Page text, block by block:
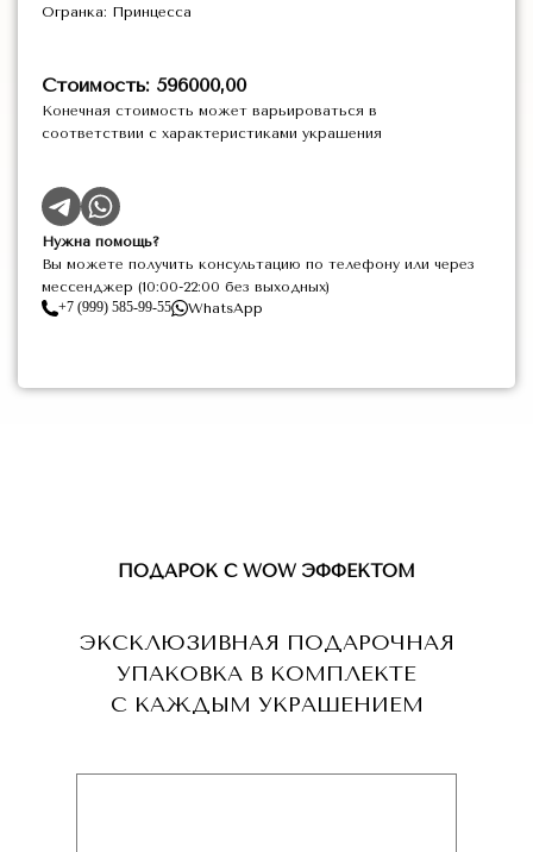
Огранка: Принцесса
Стоимость: 596000,00
Конечная стоимость может варьироваться в
соответствии с характеристиками украшения
Нужна помощь?
Вы можете получить консультацию по телефону или через
мессенджер (10:00-22:00 без выходных)
+7 (999) 585-99-55
WhatsApp
ЭКСКЛЮЗИВНАЯ ПОДАРОЧНАЯ
УПАКОВКА В КОМПЛЕКТЕ
С КАЖДЫМ УКРАШЕНИЕМ
ПОДАРОК С WOW ЭФФЕКТОМ